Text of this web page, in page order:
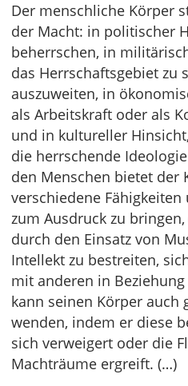
Der menschliche Körper
der Macht: in politischer
beherrschen, in
das Herrschaftsgebiet zu
auszuweiten, in
als Arbeitskraft oder als
und in kultureller
die herrschende
den Menschen bietet der
verschiedene
zum Ausdruck zu
durch den Einsatz von
Intellekt zu bestreiten,
mit anderen in
kann seinen Körper auch
wenden, indem er diese
sich verweigert oder die
Machträume ergreift. (…)